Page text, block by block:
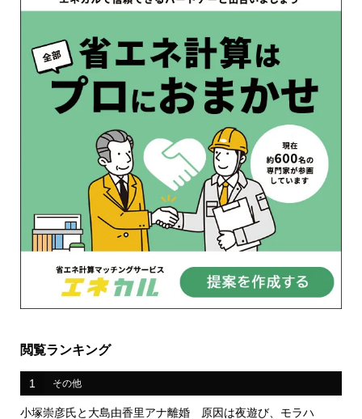
閲覧ランキング
1 その他
小塚崇彦氏と大島由香里アナ離婚 原因は夜遊び、モラハ